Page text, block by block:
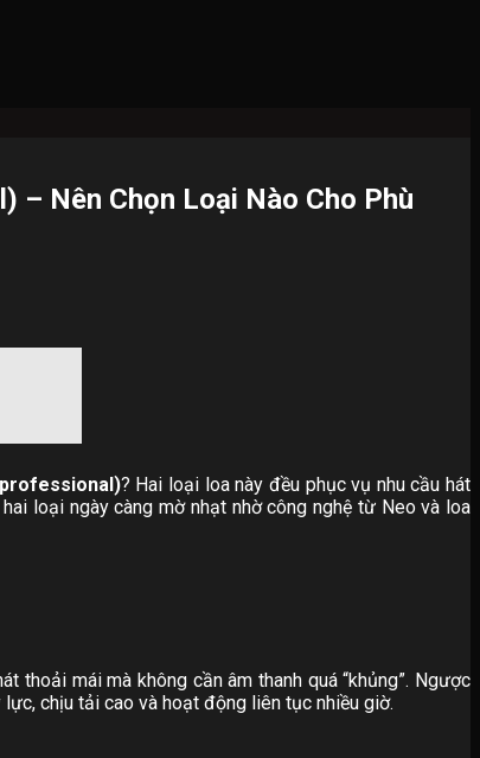
– Nên Chọn Loại Nào Cho Phù
? Hai loại loa này đều phục vụ nhu cầu hát
loại ngày càng mờ nhạt nhờ công nghệ từ Neo và loa
thoải mái mà không cần âm thanh quá “khủng”. Ngược
chịu tải cao và hoạt động liên tục nhiều giờ.